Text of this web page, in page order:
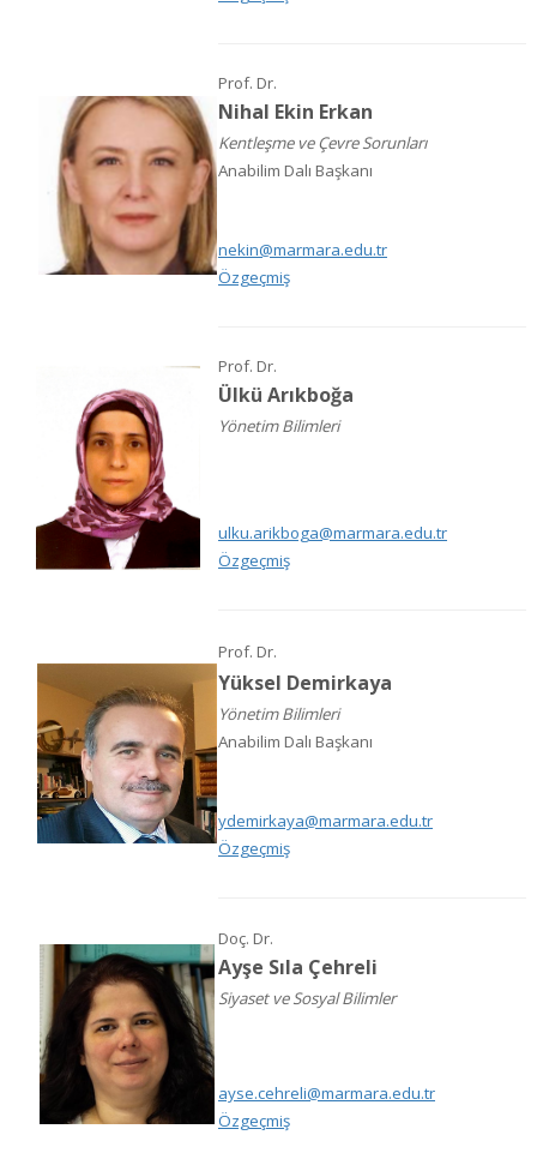
Prof. Dr.
Nihal Ekin Erkan
Kentleşme ve Çevre Sorunları
Anabilim Dalı Başkanı
nekin@marmara.edu.tr
Özgeçmiş
Prof. Dr.
Ülkü Arıkboğa
Yönetim Bilimleri
ulku.arikboga@marmara.edu.tr
Özgeçmiş
Prof. Dr.
Yüksel Demirkaya
Yönetim Bilimleri
Anabilim Dalı Başkanı
ydemirkaya@marmara.edu.tr
Özgeçmiş
Doç. Dr.
Ayşe Sıla Çehreli
Siyaset ve Sosyal Bilimler
ayse.cehreli@marmara.edu.tr
Özgeçmiş